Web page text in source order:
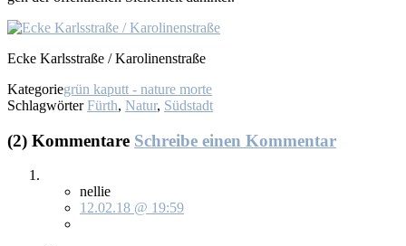
Ecke Karls­stra­ße / Ka­ro­li­nen­stra­ße
Kategoriegrün kaputt - nature morte
Schlagwörter Fürth, Natur, Südstadt
(2) Kommentare Schreibe einen Kommentar
nellie
12.02.18 @ 19:59